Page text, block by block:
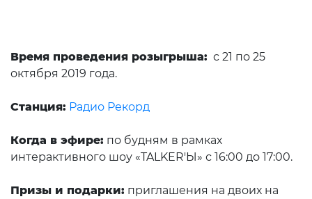
Время проведения розыгрыша: с 21 по 25
октября 2019 года.
Станция: Радио Рекорд
Когда в эфире: по будням в рамках
интерактивного шоу «TALKER'Ы» с 16:00 до 17:00.
Призы и подарки: приглашения на двоих на